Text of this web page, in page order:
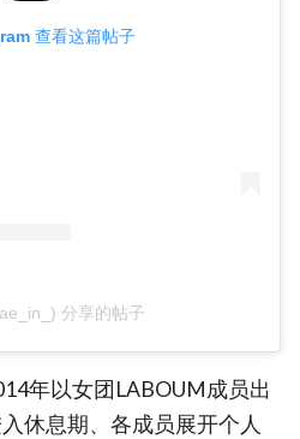
查看这篇帖子
分享的帖子
年以女团LABOUM成员出
休息期、各成员展开个人